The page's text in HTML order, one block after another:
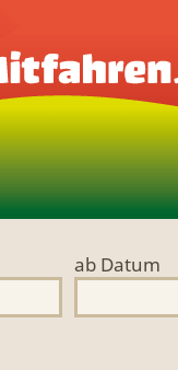
ab Datum